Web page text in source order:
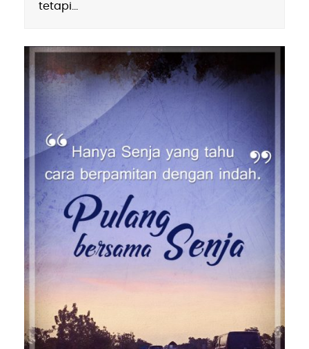
tetapi…